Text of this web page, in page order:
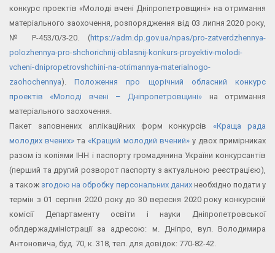
конкурс проектів «Молоді вчені Дніпропетровщині» на отримання
матеріального заохочення, розпорядження від 03 липня 2020 року,
№ Р-453/0/3-20. (https://adm.dp.gov.ua/npas/pro-zatverdzhennya-
polozhennya-pro-shchorichnij-oblasnij-konkurs-proyektiv-molodi-
vcheni-dnipropetrovshchini-na-otrimannya-materialnogo-
zaohochennya).Положення про щорічний обласний конкурс
проектів «Молоді вчені – Дніпропетровщині» на отримання
матеріального заохочення.
Пакет заповнених аплікаційних форм конкурсів «Краща рада
молодих вчених» та«Кращий молодий вчений»у двох примірниках
разом із копіями ІНН і паспорту громадянина України конкурсантів
(перший та другий розворот паспорту з актуальною реєстрацією),
а також згодою на обробку персональних данихнеобхідно подати у
термін з 01 серпня 2020 року до 30 вересня 2020 року конкурсній
комісії Департаменту освіти і науки Дніпропетровської
облдержадміністрації за адресою: м. Дніпро, вул. Володимира
Антоновича, буд. 70, к. 318, тел. для довідок: 770-82-42.